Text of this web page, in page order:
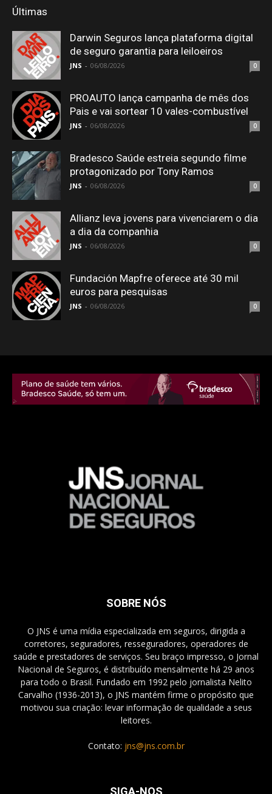
Últimas
Darwin Seguros lança plataforma digital
de seguro garantia para leiloeiros
JNS - 06/08/2026 0
PROAUTO lança campanha de mês dos
Pais e vai sortear 10 vales-combustível
JNS - 06/08/2026 0
Bradesco Saúde estreia segundo filme
protagonizado por Tony Ramos
JNS - 06/08/2026 0
Allianz leva jovens para vivenciarem o dia
a dia da companhia
JNS - 06/08/2026 0
Fundación Mapfre oferece até 30 mil
euros para pesquisas
JNS - 06/08/2026 0
SOBRE NÓS
O JNS é uma mídia especializada em seguros, dirigida a
corretores, seguradores, resseguradores, operadores de
saúde e prestadores de serviços. Seu braço impresso, o Jornal
Nacional de Seguros, é distribuído mensalmente há 29 anos
para todo o Brasil. Fundado em 1992 pelo jornalista Nelito
Carvalho (1936-2013), o JNS mantém firme o propósito que
motivou sua criação: levar informação de qualidade a seus
leitores.
Contato: jns@jns.com.br
SIGA-NOS